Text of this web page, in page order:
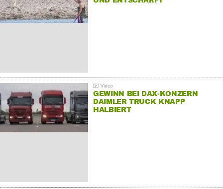
GEWINN BEI DAX-KONZERN
DAIMLER TRUCK KNAPP
HALBIERT